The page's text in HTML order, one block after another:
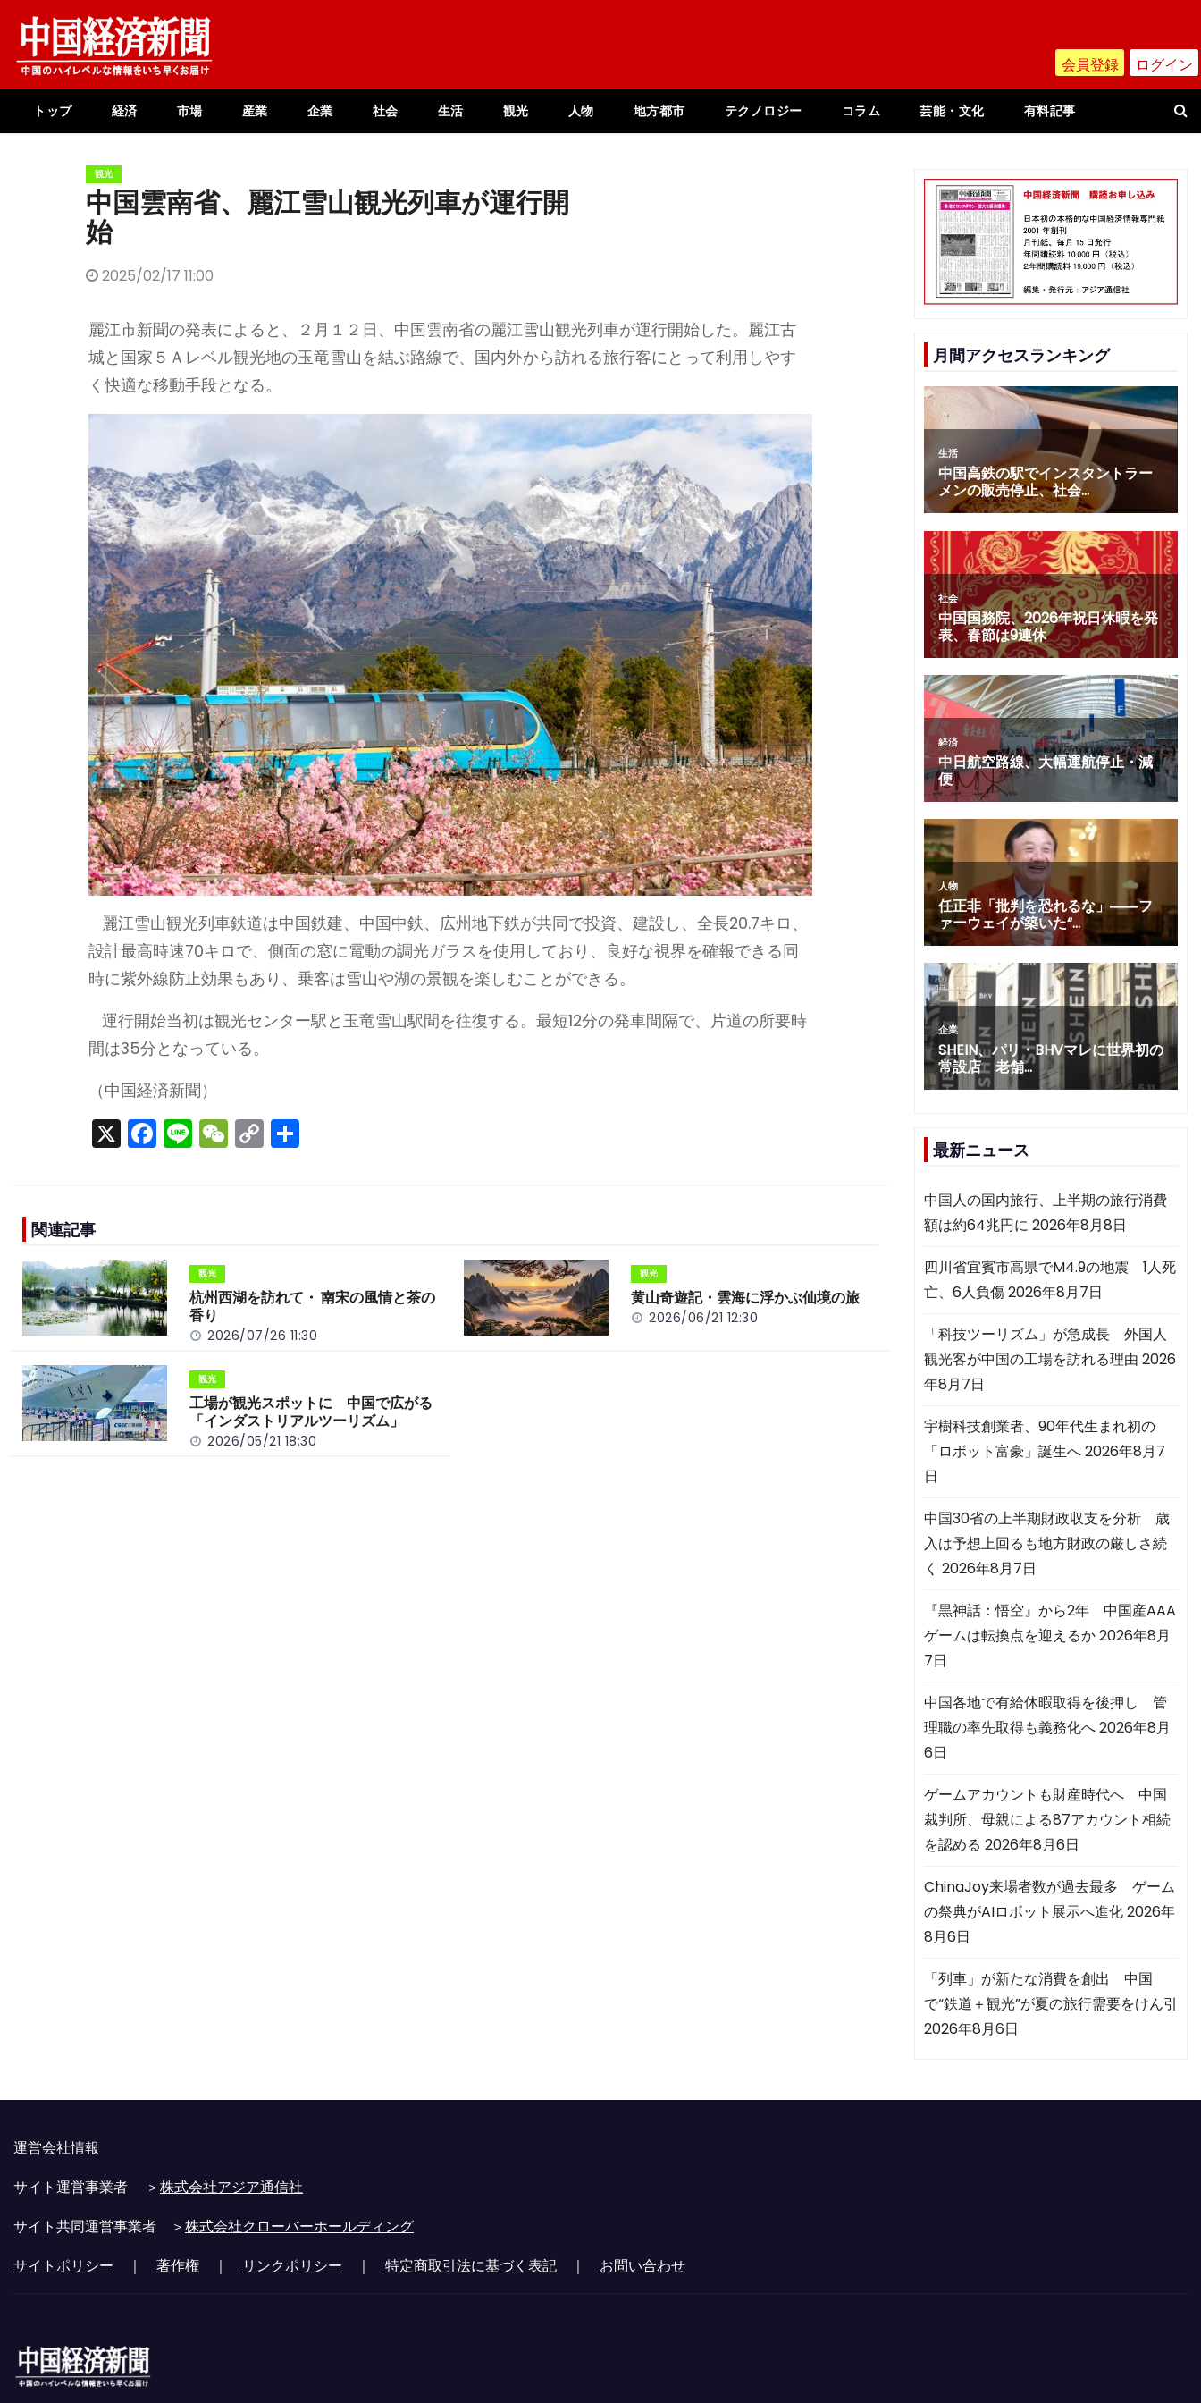
content
会員登録 ログイン
トップ 経済 市場 産業 企業 社会 生活 観光 人物 地方都市 テクノロジー コラム 芸能・文化 有料記事
観光
中国雲南省、麗江雪山観光列車が運行開
始
2025/02/17 11:00
麗江市新聞の発表によると、２月１２日、中国雲南省の麗江雪山観光列車が運行開始した。麗江古
城と国家５Ａレベル観光地の玉竜雪山を結ぶ路線で、国内外から訪れる旅行客にとって利用しやす
く快適な移動手段となる。
麗江雪山観光列車鉄道は中国鉄建、中国中鉄、広州地下鉄が共同で投資、建設し、全長20.7キロ、
設計最高時速70キロで、側面の窓に電動の調光ガラスを使用しており、良好な視界を確報できる同
時に紫外線防止効果もあり、乗客は雪山や湖の景観を楽しむことができる。
運行開始当初は観光センター駅と玉竜雪山駅間を往復する。最短12分の発車間隔で、片道の所要時
間は35分となっている。
（中国経済新聞）
X F
o
o
k
Li W C
k
関連記事
観光
杭州西湖を訪れて・ 南宋の風情と茶の
香り
2026/07/26 11:30
観光
黄山奇遊記・雲海に浮かぶ仙境の旅
2026/06/21 12:30
観光
工場が観光スポットに 中国で広がる
「インダストリアルツーリズム」
2026/05/21 18:30
月間アクセスランキング
最新ニュース
中国人の国内旅行、上半期の旅行消費
額は約64兆円に 2026年8月8日
四川省宜賓市高県でM4.9の地震 1人死
亡、6人負傷2026年8月7日
「科技ツーリズム」が急成長 外国人
観光客が中国の工場を訪れる理由 2026
年8月7日
宇樹科技創業者、90年代生まれ初の
「ロボット富豪」誕生へ2026年8月7
日
中国30省の上半期財政収支を分析 歳
入は予想上回るも地方財政の厳しさ続
く 2026年8月7日
『黒神話：悟空』から2年 中国産AAA
ゲームは転換点を迎えるか2026年8月
7日
中国各地で有給休暇取得を後押し 管
理職の率先取得も義務化へ2026年8月
6日
ゲームアカウントも財産時代へ 中国
裁判所、母親による87アカウント相続
を認める 2026年8月6日
ChinaJoy来場者数が過去最多 ゲーム
の祭典がAIロボット展示へ進化2026年
8月6日
「列車」が新たな消費を創出 中国
で“鉄道＋観光”が夏の旅行需要をけん引
2026年8月6日
運営会社情報
サイト運営事業者 ＞株式会社アジア通信社
サイト共同運営事業者 ＞株式会社クローバーホールディング
サイトポリシー ｜ 著作権 ｜ リンクポリシー ｜ 特定商取引法に基づく表記 ｜ お問い合わせ